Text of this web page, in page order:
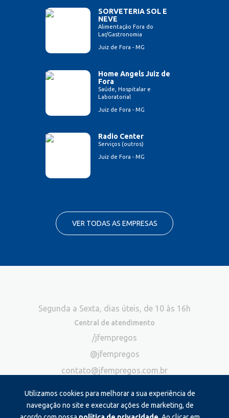
SORVETERIA SOL E
NEVE
Alimentação Fora do
Lar/Gastronomia
Juiz de Fora - MG
Home Angels Juiz de
Fora
Saúde, Hospitalar e
Laboratorial
Juiz de Fora - MG
Radio Center
Serviços (outros)
Juiz de Fora - MG
VER TODAS AS EMPRESAS
Utilizamos cookies para melhorar a sua experiência de
navegação no site e executar ações de marketing, de
Segunda a Sexta, dias úteis, de 10 às 16h
Central de atendimento
/jfempregos
@jfempregos
contato@jfempregos.com.br
Publicidade